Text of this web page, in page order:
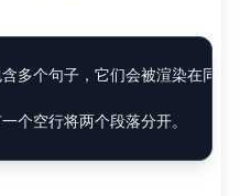
多个句子，它们会被渲染在同一